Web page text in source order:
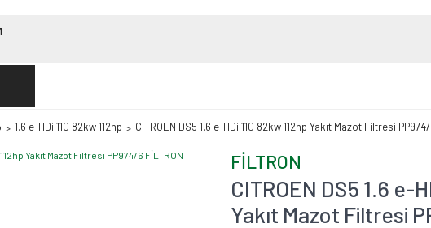
1.6 e-HDi 110 82kw 112hp CITROEN DS5 1.6 e-HDi 110 82kw 112hp Yakıt Mazot Filtresi
FİLTRON
CITROEN DS5 1.6 e-
Yakıt Mazot Filtresi